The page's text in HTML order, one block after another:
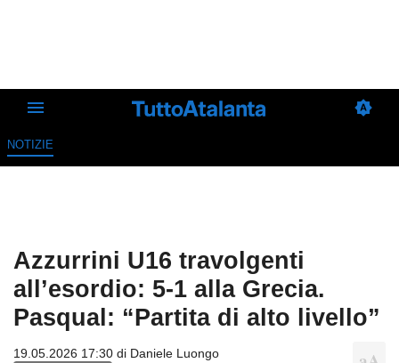
NOTIZIE
Azzurrini U16 travolgenti
all’esordio: 5-1 alla Grecia.
Pasqual: “Partita di alto livello”
19.05.2026 17:30 di Daniele Luongo